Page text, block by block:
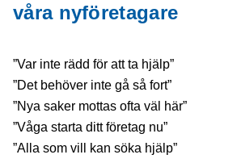
våra nyföretagare
”Var inte rädd för att ta hjälp”
”Det behöver inte gå så fort”
”Nya saker mottas ofta väl här”
”Våga starta ditt företag nu”
”Alla som vill kan söka hjälp”